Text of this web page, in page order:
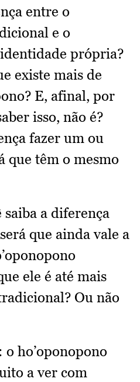
entre o
e o
própria?
existe mais de
E, afinal, por
isso, não é?
fazer um ou
que têm o mesmo
saiba a diferença
que ainda vale a
ele é até mais
Ou não
ho’oponopono
a ver com